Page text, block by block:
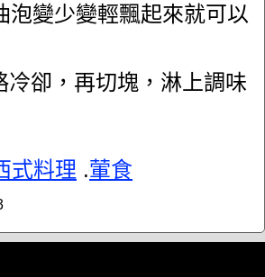
泡變少變輕飄起來就可以
冷卻，再切塊，淋上調味
式料理 .葷食